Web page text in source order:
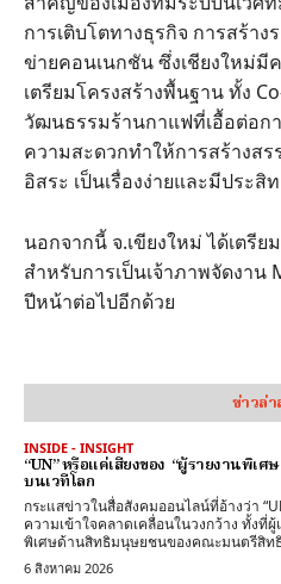
การเติบโตทางธุรกิจ การสร้าง
ข่ายคอนเนกชัน ซึ่งเชียงใหม่มี
เตรียมโครงสร้างพื้นฐาน ทั้ง
วัฒนธรรมร้านกาแฟที่เอื้อต่อก
ความสะดวกทำให้การสร้างส
อิสระ เป็นเรื่องง่ายและมีประสิ
นอกจากนี้ จ.เขียงใหม่ ได้เตรี
สำหรับการเป็นเจ้าภาพจัดงาน
ปีหน้าต่อไปอีกด้วย
ข่าวล่
INSIDE - INSIGHT
“UN” หรือแค่เสียงของ “ผู้รายงานพิเ
บนเวทีโลก
กระแสข่าวในสื่อสังคมออนไลน์ที่อ้างว่า
ความเข้าใจคลาดเคลื่อนในวงกว้าง ทั้งที่
พิเศษด้านสิทธิมนุษยชนของคณะมนตรีสิท
6 สิงหาคม 2026